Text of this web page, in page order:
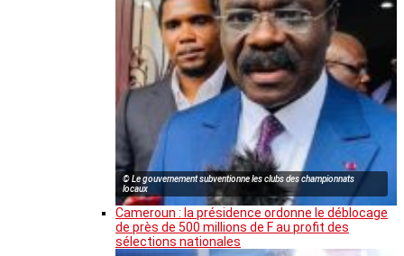
© Le gouvernement subventionne les clubs des championnats
locaux
Cameroun : la présidence ordonne le déblocage
de près de 500 millions de F au profit des
sélections nationales